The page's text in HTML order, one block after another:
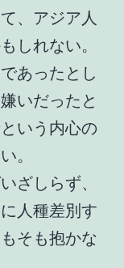
、アジア人
しれない。
あったとし
いだったと
いう内心の
。
ざしらず、
人種差別す
そも抱かな